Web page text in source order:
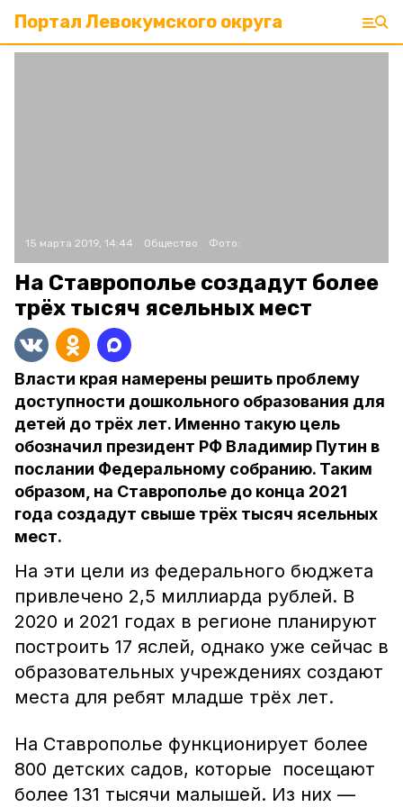
Портал Левокумского округа
15 марта 2019, 14:44 Общество Фото:
На Ставрополье создадут более
трёх тысяч ясельных мест
Власти края намерены решить проблему
доступности дошкольного образования для
детей до трёх лет. Именно такую цель
обозначил президент РФ Владимир Путин в
послании Федеральному собранию. Таким
образом, на Ставрополье до конца 2021
года создадут свыше трёх тысяч ясельных
мест.
На эти цели из федерального бюджета
привлечено 2,5 миллиарда рублей. В
2020 и 2021 годах в регионе планируют
построить 17 яслей, однако уже сейчас в
образовательных учреждениях создают
места для ребят младше трёх лет.
На Ставрополье функционирует более
800 детских садов, которые посещают
более 131 тысячи малышей. Из них —